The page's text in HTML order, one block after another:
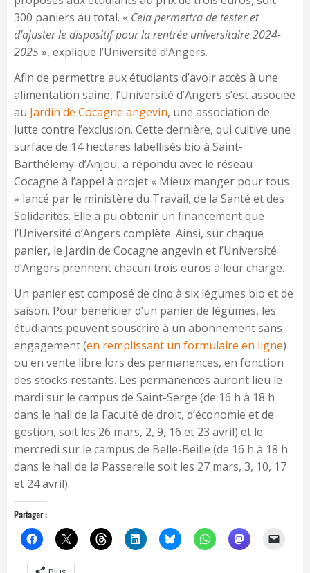
300 paniers au total. « Cela permettra de tester et
d’ajuster le dispositif pour la rentrée universitaire 2024-
2025», explique l’Université d’Angers.
Afin de permettre aux étudiants d’avoir accès à une
alimentation saine, l’Université d’Angers s’est associée
au Jardin de Cocagne angevin, une association de
lutte contre l’exclusion. Cette dernière, qui cultive une
surface de 14 hectares labellisés bio à Saint-
Barthélemy-d’Anjou, a répondu avec le réseau
Cocagne à l’appel à projet « Mieux manger pour tous
» lancé par le ministère du Travail, de la Santé et des
Solidarités. Elle a pu obtenir un financement que
l’Université d’Angers complète. Ainsi, sur chaque
panier, le Jardin de Cocagne angevin et l’Université
d’Angers prennent chacun trois euros à leur charge.
Un panier est composé de cinq à six légumes bio et de
saison. Pour bénéficier d’un panier de légumes, les
étudiants peuvent souscrire à un abonnement sans
engagement (en remplissant un formulaire en ligne)
ou en vente libre lors des permanences, en fonction
des stocks restants. Les permanences auront lieu le
mardi sur le campus de Saint-Serge (de 16 h à 18 h
dans le hall de la Faculté de droit, d’économie et de
gestion, soit les 26 mars, 2, 9, 16 et 23 avril) et le
mercredi sur le campus de Belle-Beille (de 16 h à 18 h
dans le hall de la Passerelle soit les 27 mars, 3, 10, 17
et 24 avril).
Partager :